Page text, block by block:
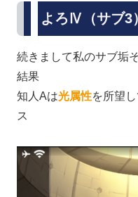
よろⅣ（サブ3
続きまして私のサブ垢
結果
知人Aは光属性を所望
ス